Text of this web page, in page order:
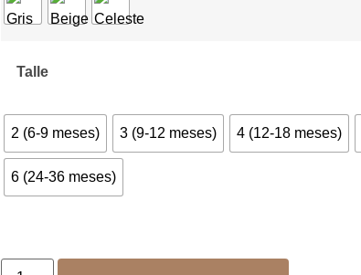
Talle
2 (6-9 meses) 3 (9-12 meses) 4 (12-18 meses)
6 (24-36 meses)